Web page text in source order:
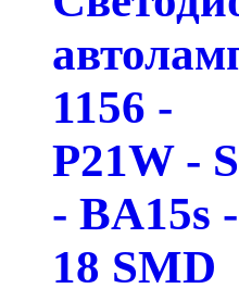
1156 -
P21W -
- BA15s -
18 SMD